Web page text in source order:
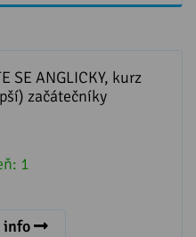
SE ANGLICKY, kurz
začátečníky
1
info